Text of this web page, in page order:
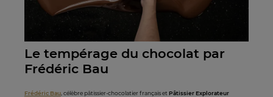
Le tempérage du chocolat par
Frédéric Bau
Frédéric Bau, célèbre pâtissier-chocolatier français et Pâtissier Explorateur